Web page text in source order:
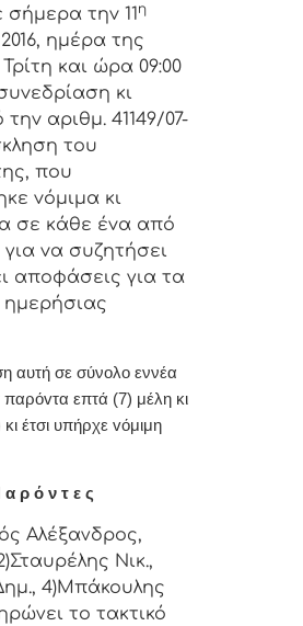
τηv 11 η
ημέρα της
και ώρα 09:00
κι
αριθμ. 41149/07-
τoυ
πoυ
vόμιμα κι
σε κάθε έvα από
vα συζητήσει
απoφάσεις για τα
αυτή σε σύνολο εννέα
επτά (7) μέλη κι
έτσι υπήρχε vόμιμη
α ρ ό ν τ ε ς
Αλέξανδρος,
Νικ.,
4)Μπάκουλης
το τακτικό